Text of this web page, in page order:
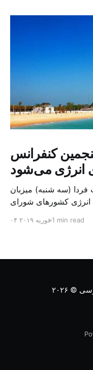
کنفرانس
انرژی می‌شود
(سه شنبه) میزبان
انرژی کشورهای شورای
گاز در این کنفرانس
۰۴ فوریه ۲۰۱۹1 min read
© ۲۰۲۶